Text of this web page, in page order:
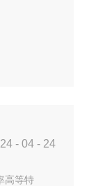
高等特
- 04 - 24